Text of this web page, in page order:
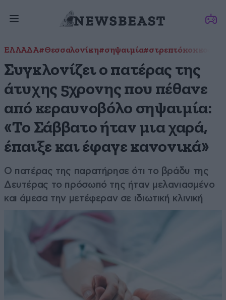
ΕΛΛΑΔΑ#Θεσσαλονίκη#σηψαιμία#στρεπτόκοκκος
Συγκλονίζει ο πατέρας της
άτυχης 5χρονης που πέθανε
από κεραυνοβόλο σηψαιμία:
«Το Σάββατο ήταν μια χαρά,
έπαιξε και έφαγε κανονικά»
Ο πατέρας της παρατήρησε ότι το βράδυ της
Δευτέρας το πρόσωπό της ήταν μελανιασμένο
και άμεσα την μετέφεραν σε ιδιωτική κλινική